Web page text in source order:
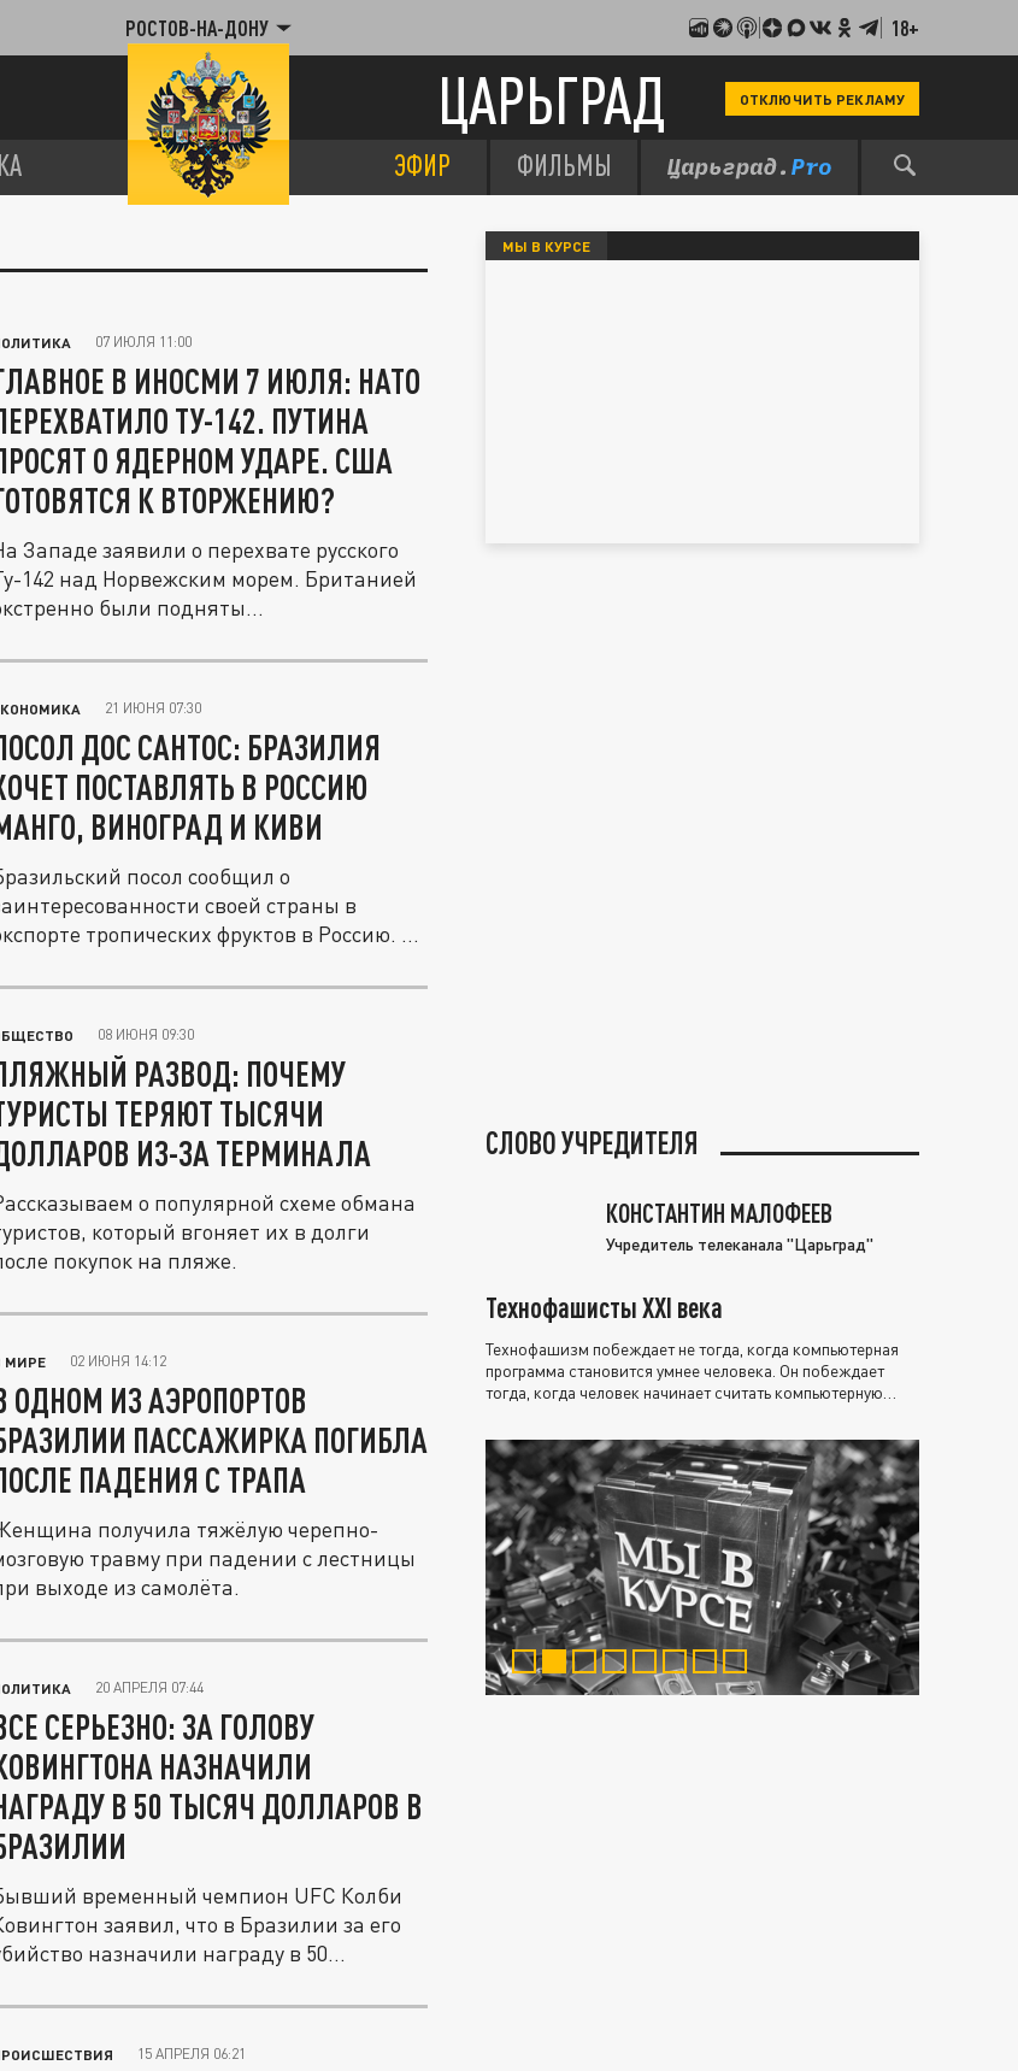
РОСТОВ-НА-ДОНУ 18+
ЦАРЬГРАД ОТКЛЮЧИТЬ РЕКЛАМУ
ЭФИР ФИЛЬМЫ
07 ИЮЛЯ 11:00
В ИНОСМИ 7 ИЮЛЯ: НАТО
ТУ-142. ПУТИНА
О ЯДЕРНОМ УДАРЕ. США
К ВТОРЖЕНИЮ?
Западе заявили о перехвате русского
142 над Норвежским морем. Британией
были подняты...
21 ИЮНЯ 07:30
ДОС САНТОС: БРАЗИЛИЯ
ПОСТАВЛЯТЬ В РОССИЮ
ВИНОГРАД И КИВИ
посол сообщил о
своей страны в
тропических фруктов в Россию. В
08 ИЮНЯ 09:30
РАЗВОД: ПОЧЕМУ
ТЕРЯЮТ ТЫСЯЧИ
ИЗ-ЗА ТЕРМИНАЛА
о популярной схеме обмана
который вгоняет их в долги
покупок на пляже.
МИРЕ 02 ИЮНЯ 14:12
ОДНОМ ИЗ АЭРОПОРТОВ
ПАССАЖИРКА ПОГИБЛА
ПАДЕНИЯ С ТРАПА
получила тяжёлую черепно-
травму при падении с лестницы
выходе из самолёта.
20 АПРЕЛЯ 07:44
СЕРЬЕЗНО: ЗА ГОЛОВУ
НАЗНАЧИЛИ
В 50 ТЫСЯЧ ДОЛЛАРОВ В
временный чемпион UFC Колби
заявил, что в Бразилии за его
назначили награду в 50...
15 АПРЕЛЯ 06:21
МЫ В КУРСЕ
СЛОВО УЧРЕДИТЕЛЯ
КОНСТАНТИН МАЛОФЕЕВ
Учредитель телеканала "Царьград"
Технофашисты XXI века
Технофашизм побеждает не тогда, когда компьютерная
программа становится умнее человека. Он побеждает
тогда, когда человек начинает считать компьютерную